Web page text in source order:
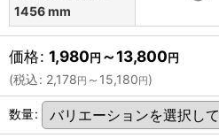
1456 mm
価格: 1,980円 ～13,800円
(税込: 2,178円 ～15,180円)
数量: